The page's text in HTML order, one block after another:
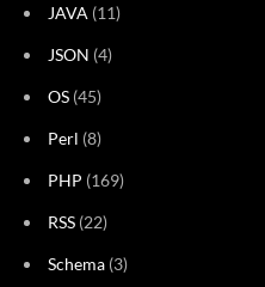
JAVA (11)
JSON (4)
OS (45)
Perl (8)
PHP (169)
RSS (22)
Schema (3)